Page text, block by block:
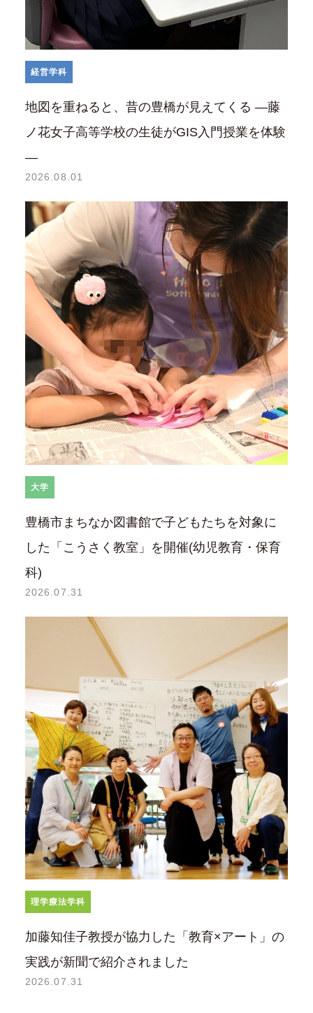
経営学科
地図を重ねると、昔の豊橋が見えてくる ―藤
ノ花女子高等学校の生徒がGIS入門授業を体験
―
2026.08.01
大学
豊橋市まちなか図書館で子どもたちを対象に
した「こうさく教室」を開催(幼児教育・保育
科)
2026.07.31
理学療法学科
加藤知佳子教授が協力した「教育×アート」の
実践が新聞で紹介されました
2026.07.31